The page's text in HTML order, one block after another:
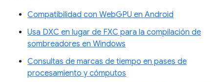
Compatibilidad con WebGPU en Android
Usa DXC en lugar de FXC para la compilación de
sombreadores en Windows
Consultas de marcas de tiempo en pases de
procesamiento y cómputos